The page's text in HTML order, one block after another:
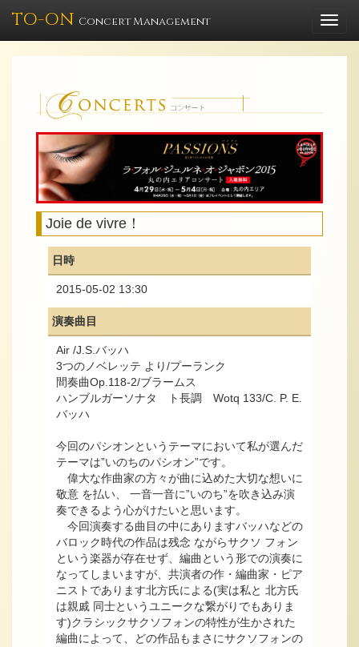
TO-ON Concert Management
Joie de vivre！
日時
2015-05-02 13:30
演奏曲目
Air /J.S.バッハ
3つのノベレッテ より/プーランク
間奏曲Op.118-2/ブラームス
ハンブルガーソナタ ト長調 Wotq 133/C. P. E.
バッハ
今回のパシオンというテーマにおいて私が選んだ
テーマは”いのちのパシオン”です。
偉大な作曲家の方々が曲に込めた大切な想いに
敬意 を払い、 一音一音に”いのち”を吹き込み演
奏できるよう心がけたいと思います。
今回演奏する曲目の中にありますバッハなどの
バロック時代の作品は残念 ながらサクソ フォン
という楽器が存在せず、編曲という形での演奏に
なってしまいますが、共演者の作・編曲家・ピア
ニストであります北方氏による(実は私と 北方氏
は親戚 同士というユニークな繋がりでもありま
す)クラシックサクソフォンの特性が生かされた
編曲によって、どの作品もまさにサクソフォンの